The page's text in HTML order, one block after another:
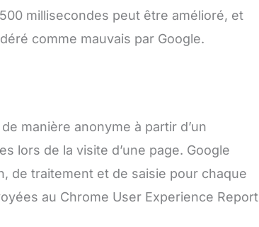
millisecondes peut être amélioré, et
comme mauvais par Google.
manière anonyme à partir d’un
lors de la visite d’une page. Google
de traitement et de saisie pour chaque
au Chrome User Experience Report